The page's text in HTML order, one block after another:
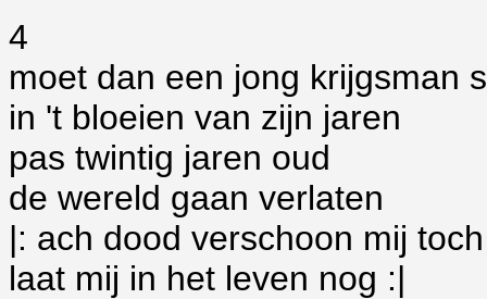
4
moet dan een jong krijgsman
in 't bloeien van zijn jaren
pas twintig jaren oud
de wereld gaan verlaten
|: ach dood verschoon mij toch
laat mij in het leven nog :|